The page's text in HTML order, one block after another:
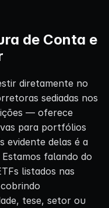
de Conta e
diretamente no
sediadas nos
— oferece
para portfólios
evidente delas é a
falando do
listados nas
tese, setor ou